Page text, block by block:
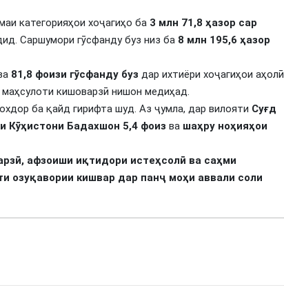
категорияҳои хоҷагиҳо ба 3 млн 71,8 ҳазор сар
Саршумори гӯсфанду буз низ ба 8 млн 195,6 ҳазор
81,8 фоизи гӯсфанду буз дар ихтиёри хоҷагиҳои аҳолӣ
кишоварзӣ нишон медиҳад.
ба қайд гирифта шуд. Аз ҷумла, дар вилояти Суғд
Кӯҳистони Бадахшон 5,4 фоиз ва шаҳру ноҳияҳои
афзоиши иқтидори истеҳсолӣ ва саҳми
озуқавории кишвар дар панҷ моҳи аввали соли